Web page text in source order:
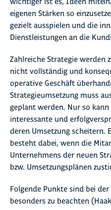
eigenen Stärken so
gezielt ausspielen und die
Dienstleistungen an die
Zahlreiche Strategie werden
nicht vollständig und
operative Geschäft
Strategieumsetzung muss
geplant werden. Nur so
interessante und
deren Umsetzung scheitern.
besteht dabei, wenn die
Unternehmens der neuen
bzw. Umsetzungsplänen
Folgende Punkte sind bei
besonders zu beachten